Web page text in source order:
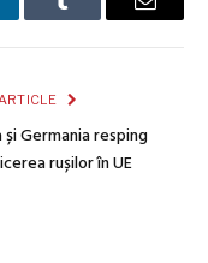
Tumblr Email
și Germania resping
rușilor în UE